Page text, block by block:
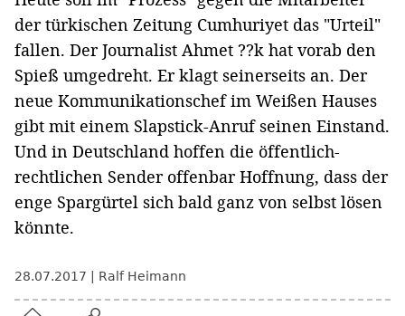
der türkischen Zeitung Cumhuriyet das "Urteil"
fallen. Der Journalist Ahmet ??k hat vorab den
Spieß umgedreht. Er klagt seinerseits an. Der
neue Kommunikationschef im Weißen Hauses
gibt mit einem Slapstick-Anruf seinen Einstand.
Und in Deutschland hoffen die öffentlich-
rechtlichen Sender offenbar Hoffnung, dass der
enge Spargürtel sich bald ganz von selbst lösen
könnte.
28.07.2017 Ralf Heimann